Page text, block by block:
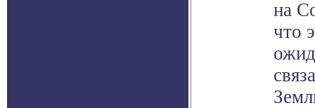
на
что